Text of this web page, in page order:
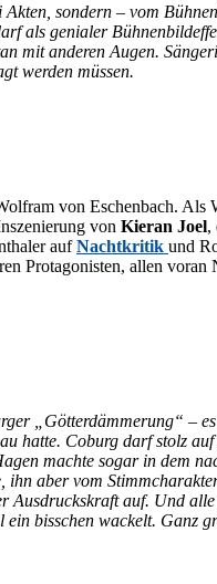
son­dern – vom
als ge­nia­ler
mit an­de­ren Au­gen.
wer­den müssen.
von Eschen­bach.
von Kier­an Joel,
aufNacht­kri­tik und
Prot­ago­nis­ten, al­len
„Göt­ter­däm­me­rung“ –
hat­te. Co­burg darf stolz
mach­te so­gar in dem
aber vom
Aus­drucks­kraft auf. Und
biss­chen wa­ckelt. Ganz